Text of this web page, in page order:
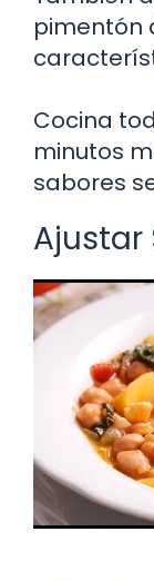
pimentón
Cocina
minutos
sabores
Ajustar